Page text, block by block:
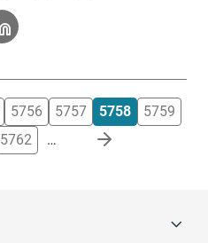
5756 5757 5758
5759
5762 …